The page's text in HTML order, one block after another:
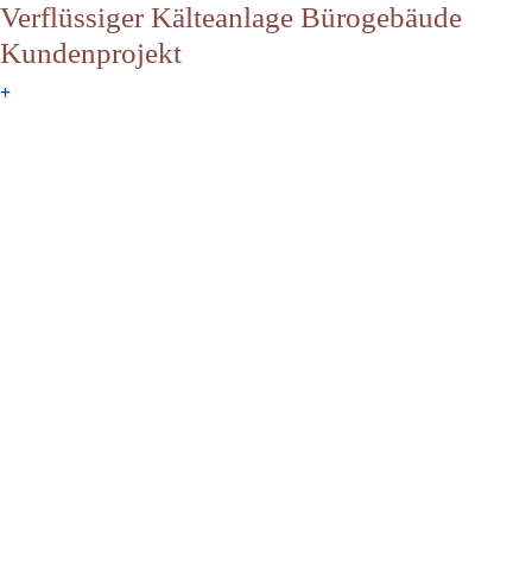
Verflüssiger Kälteanlage Bürogebäude
Kundenprojekt
+